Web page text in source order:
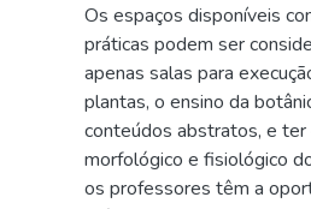
Os espaços disponíveis
práticas podem ser
apenas salas para
plantas, o ensino da
conteúdos abstratos, e
morfológico e fisiológico
os professores têm a